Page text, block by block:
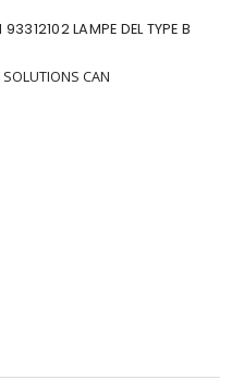
LAMPE DEL TYPE B
CAN